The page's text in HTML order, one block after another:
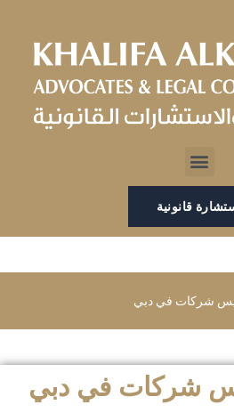
Menu
قانونية
شركات في دبي
شركات في دبي